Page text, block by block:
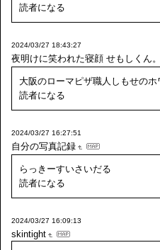
読者になる
2024/03/27 18:43:27
夜明けに笑われた寝顔 せもしくん。
大阪のローマピザ職人しもせの
読者になる
2024/03/27 16:27:51
自分の写真記録
らっきーすいさいだる
読者になる
2024/03/27 16:09:13
skintight